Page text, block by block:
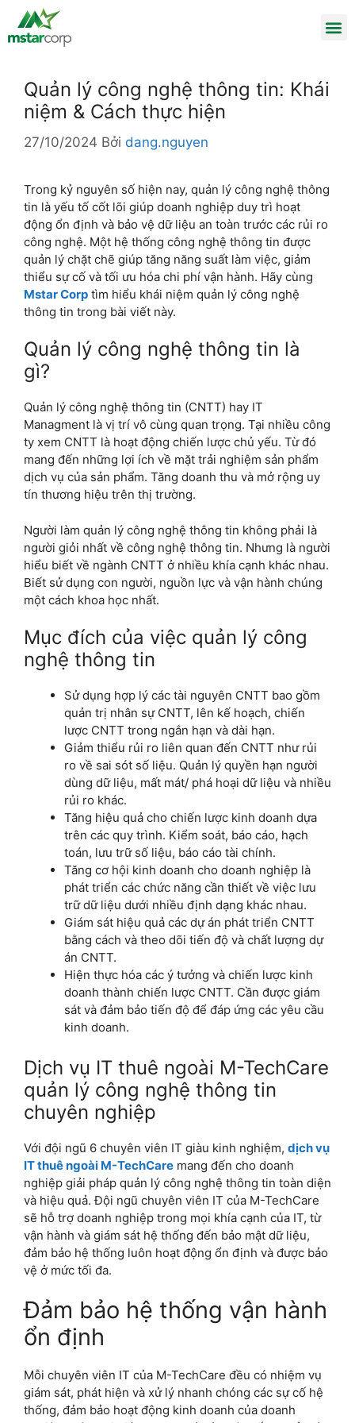
Quản lý công nghệ thông tin: Khái
niệm & Cách thực hiện
27/10/2024 Bởi dang.nguyen
Trong kỷ nguyên số hiện nay, quản lý công nghệ thông
tin là yếu tố cốt lõi giúp doanh nghiệp duy trì hoạt
động ổn định và bảo vệ dữ liệu an toàn trước các rủi ro
công nghệ. Một hệ thống công nghệ thông tin được
quản lý chặt chẽ giúp tăng năng suất làm việc, giảm
thiểu sự cố và tối ưu hóa chi phí vận hành. Hãy cùng
Mstar Corp tìm hiểu khái niệm quản lý công nghệ
thông tin trong bài viết này.
Quản lý công nghệ thông tin là
gì?
Quản lý công nghệ thông tin (CNTT) hay IT
Managment là vị trí vô cùng quan trọng. Tại nhiều công
ty xem CNTT là hoạt động chiến lược chủ yếu. Từ đó
mang đến những lợi ích về mặt trải nghiệm sản phẩm
dịch vụ của sản phẩm. Tăng doanh thu và mở rộng uy
tín thương hiệu trên thị trường.
Người làm quản lý công nghệ thông tin không phải là
người giỏi nhất về công nghệ thông tin. Nhưng là người
hiểu biết về ngành CNTT ở nhiều khía cạnh khác nhau.
Biết sử dụng con người, nguồn lực và vận hành chúng
một cách khoa học nhất.
Mục đích của việc quản lý công
nghệ thông tin
Sử dụng hợp lý các tài nguyên CNTT bao gồm
quản trị nhân sự CNTT, lên kế hoạch, chiến
lược CNTT trong ngắn hạn và dài hạn.
Giảm thiểu rủi ro liên quan đến CNTT như rủi
ro về sai sót số liệu. Quản lý quyền hạn người
dùng dữ liệu, mất mát/ phá hoại dữ liệu và nhiều
rủi ro khác.
Tăng hiệu quả cho chiến lược kinh doanh dựa
trên các quy trình. Kiểm soát, báo cáo, hạch
toán, lưu trữ số liệu, báo cáo tài chính.
Tăng cơ hội kinh doanh cho doanh nghiệp là
phát triển các chức năng cần thiết về việc lưu
trữ dữ liệu dưới nhiều định dạng khác nhau.
Giám sát hiệu quả các dự án phát triển CNTT
bằng cách và theo dõi tiến độ và chất lượng dự
án CNTT.
Hiện thực hóa các ý tưởng và chiến lược kinh
doanh thành chiến lược CNTT. Cần được giám
sát và đảm bảo tiến độ để đáp ứng các yêu cầu
kinh doanh.
Dịch vụ IT thuê ngoài M-TechCare
quản lý công nghệ thông tin
chuyên nghiệp
Với đội ngũ 6 chuyên viên IT giàu kinh nghiệm, dịch vụ
IT thuê ngoài M-TechCare mang đến cho doanh
nghiệp giải pháp quản lý công nghệ thông tin toàn diện
và hiệu quả. Đội ngũ chuyên viên IT của M-TechCare
sẽ hỗ trợ doanh nghiệp trong mọi khía cạnh của IT, từ
vận hành và giám sát hệ thống đến bảo mật dữ liệu,
đảm bảo hệ thống luôn hoạt động ổn định và được bảo
vệ ở mức tối đa.
Đảm bảo hệ thống vận hành
ổn định
Mỗi chuyên viên IT của M-TechCare đều có nhiệm vụ
giám sát, phát hiện và xử lý nhanh chóng các sự cố hệ
thống, đảm bảo hoạt động kinh doanh của doanh